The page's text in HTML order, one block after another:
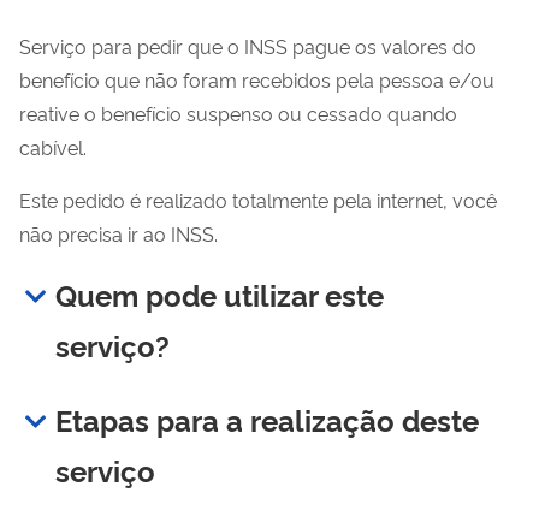
Serviço para pedir que o INSS pague os valores do
benefício que não foram recebidos pela pessoa e/ou
reative o benefício suspenso ou cessado quando
cabível.
Este pedido é realizado totalmente pela internet, você
não precisa ir ao INSS.
Quem pode utilizar este
serviço?
Etapas para a realização deste
serviço